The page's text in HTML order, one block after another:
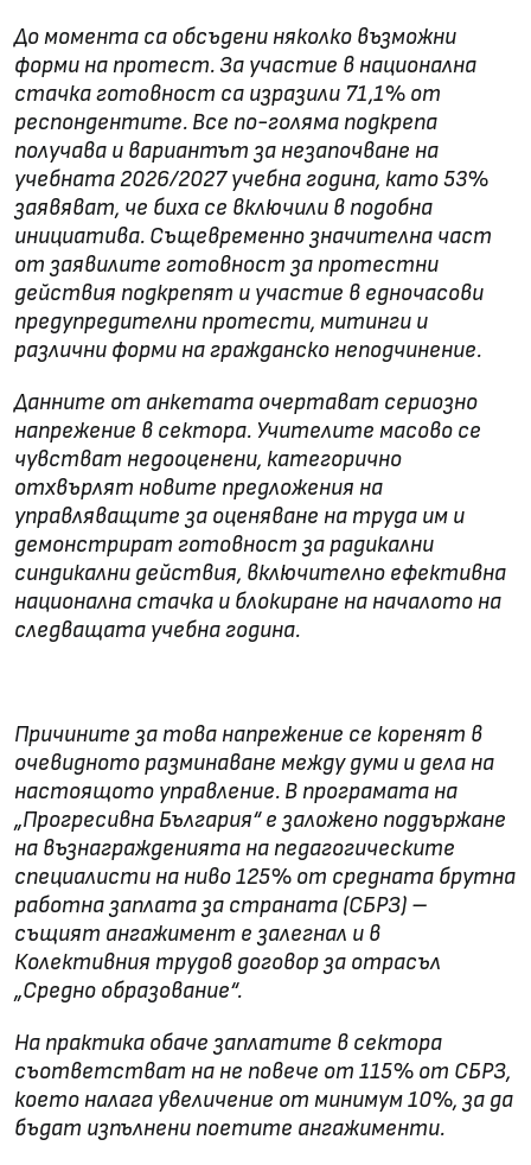
До момента са обсъдени няколко възможни
форми на протест. За участие в национална
стачка готовност са изразили 71,1% от
респондентите. Все по-голяма подкрепа
получава и вариантът за незапочване на
учебната 2026/2027 учебна година, като 53%
заявяват, че биха се включили в подобна
инициатива. Същевременно значителна част
от заявилите готовност за протестни
действия подкрепят и участие в едночасови
предупредителни протести, митинги и
различни форми на гражданско неподчинение.
Данните от анкетата очертават сериозно
напрежение в сектора. Учителите масово се
чувстват недооценени, категорично
отхвърлят новите предложения на
управляващите за оценяване на труда им и
демонстрират готовност за радикални
синдикални действия, включително ефективна
национална стачка и блокиране на началото на
следващата учебна година.
Причините за това напрежение се коренят в
очевидното разминаване между думи и дела на
настоящото управление. В програмата на
„Прогресивна България“ е заложено поддържане
на възнагражденията на педагогическите
специалисти на ниво 125% от средната брутна
работна заплата за страната (СБРЗ) –
същият ангажимент е залегнал и в
Колективния трудов договор за отрасъл
„Средно образование“.
На практика обаче заплатите в сектора
съответстват на не повече от 115% от СБРЗ,
което налага увеличение от минимум 10%, за да
бъдат изпълнени поетите ангажименти.